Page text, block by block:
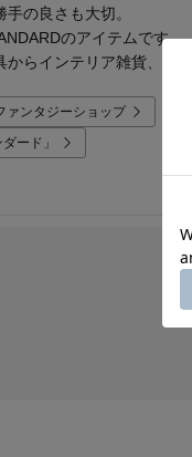
の良さも大切。
のアイテムです。
らインテリア雑貨、フ
ァンタジーショップ
ード」